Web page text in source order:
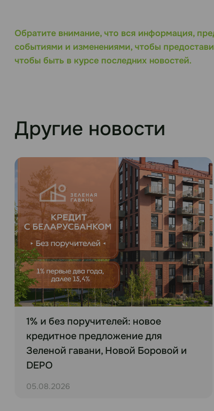
Обратите внимание, что вся информация,
событиями и изменениями, чтобы
чтобы быть в курсе последних новостей.
Другие новости
1% и без поручителей: новое
кредитное предложение для
Зеленой гавани, Новой Боровой и
DEPO
05.08.2026